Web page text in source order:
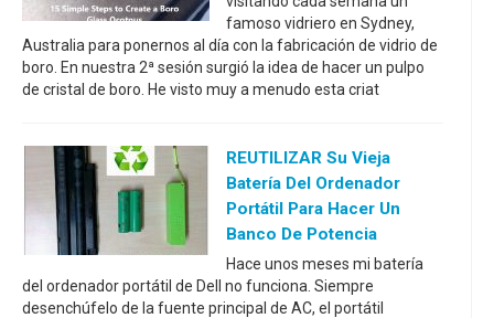
famoso vidriero en Sydney,
Australia para ponernos al día con la fabricación de vidrio de
boro. En nuestra 2ª sesión surgió la idea de hacer un pulpo
de cristal de boro. He visto muy a menudo esta criat
REUTILIZAR Su Vieja
Batería Del Ordenador
Portátil Para Hacer Un
Banco De Potencia
Hace unos meses mi batería
del ordenador portátil de Dell no funciona. Siempre
desenchúfelo de la fuente principal de AC, el portátil